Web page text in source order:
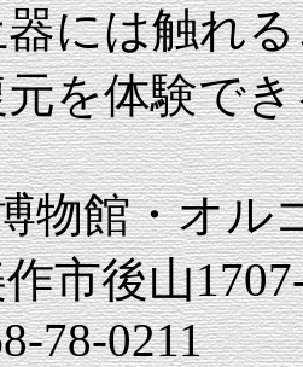
には触れる
を体験でき
物館・オル
市後山
78-0211